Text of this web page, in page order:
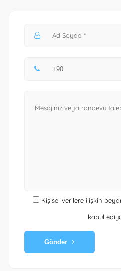
Kişisel verilere ilişkin
kabul
Gönder